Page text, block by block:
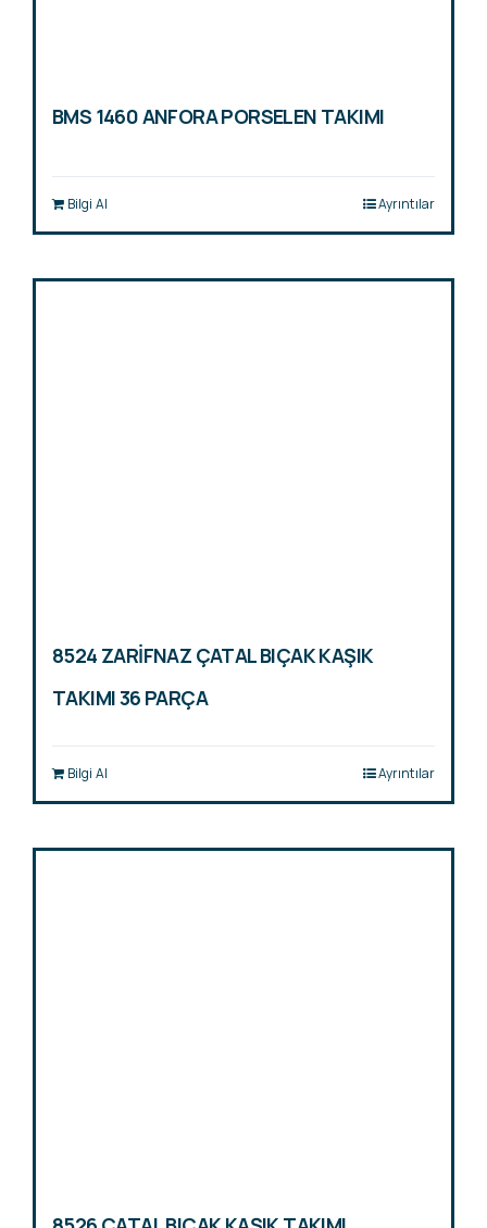
BMS 1460 ANFORA PORSELEN TAKIMI
Bilgi Al Ayrıntılar
8524 ZARİFNAZ ÇATAL BIÇAK KAŞIK
TAKIMI 36 PARÇA
Bilgi Al Ayrıntılar